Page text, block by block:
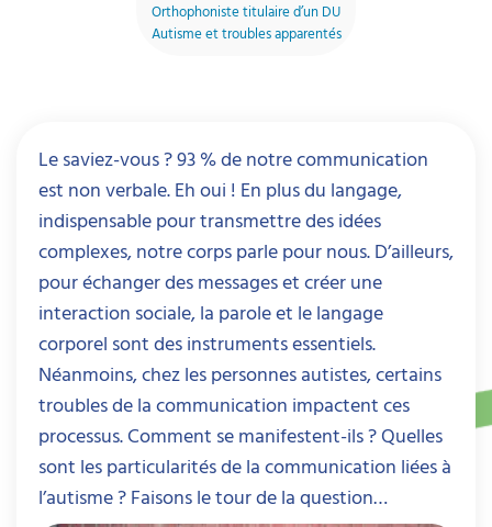
Orthophoniste titulaire d’un DU
Autisme et troubles apparentés
Le saviez-vous ? 93 % de notre communication
est non verbale. Eh oui ! En plus du langage,
indispensable pour transmettre des idées
complexes, notre corps parle pour nous. D’ailleurs,
pour échanger des messages et créer une
interaction sociale, la parole et le langage
corporel sont des instruments essentiels.
Néanmoins, chez les personnes autistes, certains
troubles de la communication impactent ces
processus. Comment se manifestent-ils ? Quelles
sont les particularités de la communication liées à
l’autisme ? Faisons le tour de la question…